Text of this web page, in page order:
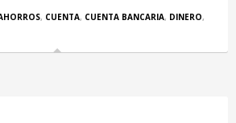
, CUENTA, CUENTA BANCARIA, DINERO,